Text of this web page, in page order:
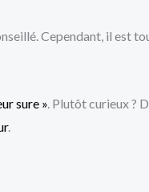
Cependant, il
sure » . Plutôt curieux ?
.